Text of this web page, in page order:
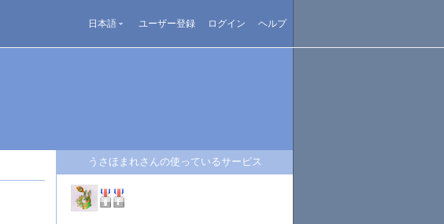
日本語 ユーザー登録 ログイン ヘルプ
うさほまれさんの使っているサービス